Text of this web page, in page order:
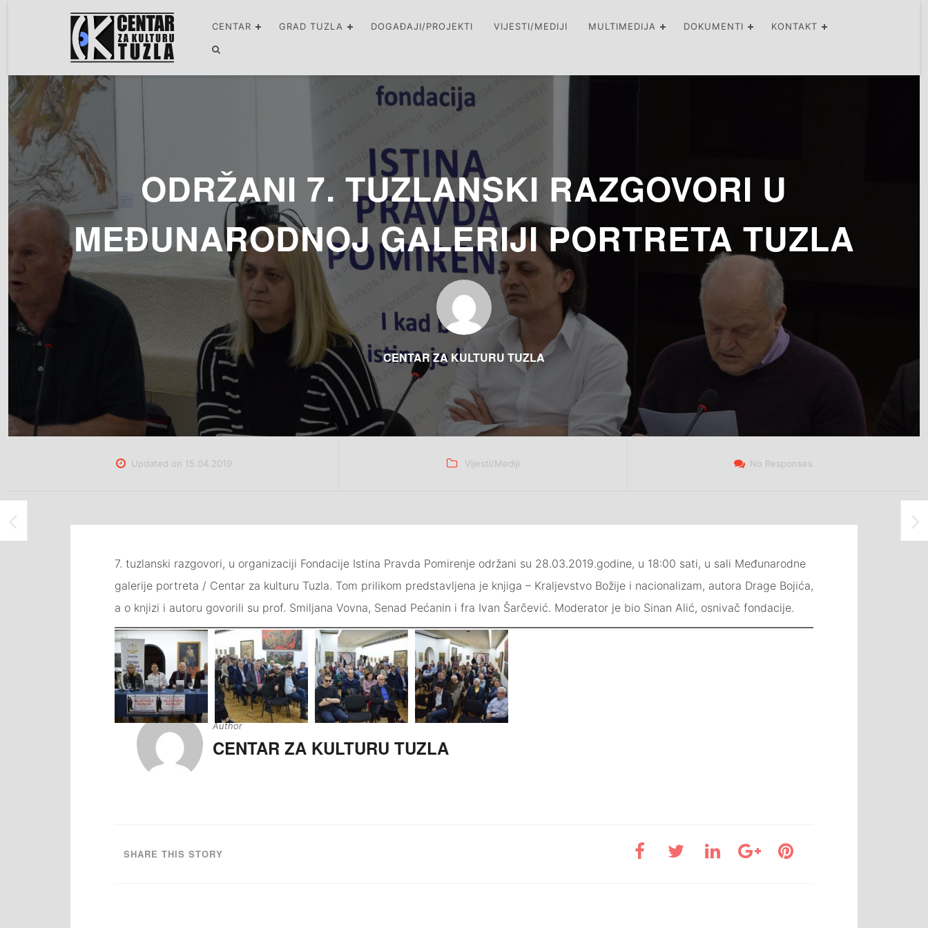
CENTAR GRAD TUZLA DOGAĐAJI/PROJEKTI VIJESTI/MEDIJI MULTIMEDIJA DOKUMENTI KONTAKT
ODRŽANI 7. TUZLANSKI RAZGOVORI U
MEĐUNARODNOJ GALERIJI PORTRETA TUZLA
CENTAR ZA KULTURU TUZLA
Updated on 15.04.2019 Categories
Vijesti/Mediji No Responses
7. tuzlanski razgovori, u organizaciji Fondacije Istina Pravda Pomirenje održani su 28.03.2019.godine, u 18:00 sati, u sali Međunarodne
galerije portreta / Centar za kulturu Tuzla. Tom prilikom predstavljena je knjiga – Kraljevstvo Božije i nacionalizam, autora Drage Bojića,
a o knjizi i autoru govorili su prof. Smiljana Vovna, Senad Pećanin i fra Ivan Šarčević. Moderator je bio Sinan Alić, osnivač fondacije.
Navigacija
članaka
Author
CENTAR ZA KULTURU TUZLA
SHARE THIS STORY